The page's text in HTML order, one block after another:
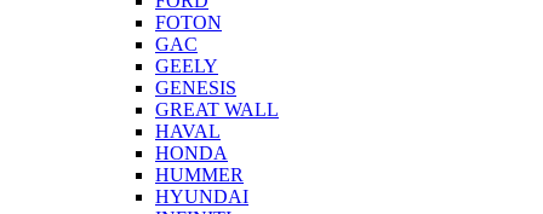
FOTON
GAC
GEELY
GENESIS
GREAT WALL
HAVAL
HONDA
HUMMER
HYUNDAI